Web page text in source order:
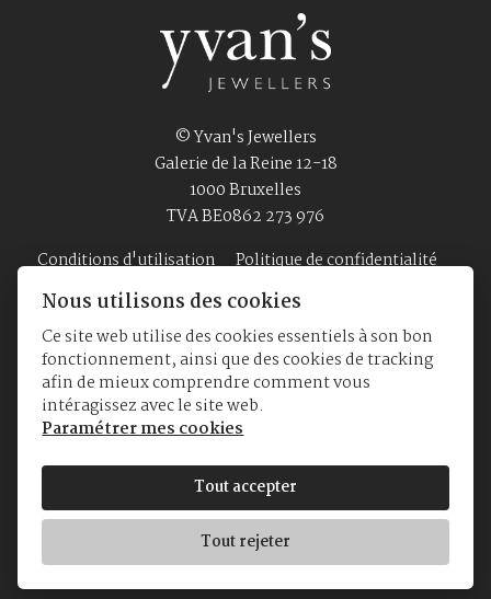
© Yvan's Jewellers
Galerie de la Reine 12-18
1000 Bruxelles
TVA BE0862 273 976
Conditions d'utilisation
Politique de confidentialité
Accueil Bijouterie Montres A Propos
Nous utilisons des cookies
Ce site web utilise des cookies essentiels à son bon
fonctionnement, ainsi que des cookies de tracking
afin de mieux comprendre comment vous
intéragissez avec le site web.
Paramétrer mes cookies
Tout accepter
Tout rejeter